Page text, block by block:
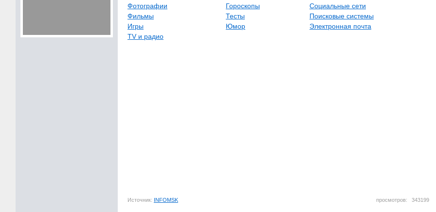
Фотографии
Гороскопы
Социальные сети
Фильмы
Тесты
Поисковые системы
Игры
Юмор
Электронная почта
TV и радио
просмотров: 343199
Источник: INFOMSK